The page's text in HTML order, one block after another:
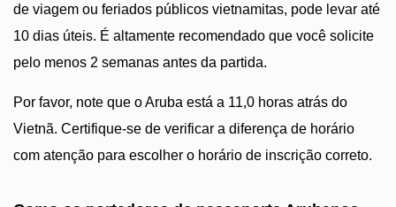
de viagem ou feriados públicos vietnamitas, pode levar até
10 dias úteis. É altamente recomendado que você solicite
pelo menos 2 semanas antes da partida.
Por favor, note que o Aruba está a 11,0 horas atrás do
Vietnã. Certifique-se de verificar a diferença de horário
com atenção para escolher o horário de inscrição correto.